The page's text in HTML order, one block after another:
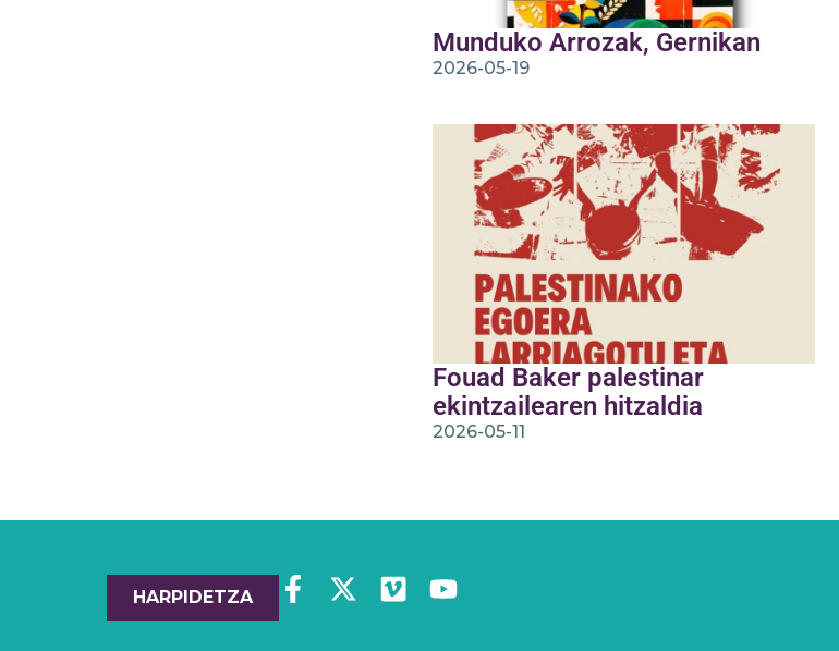
Munduko Arrozak, Gernikan
2026-05-19
Fouad Baker palestinar
ekintzailearen hitzaldia
2026-05-11
HARPIDETZA